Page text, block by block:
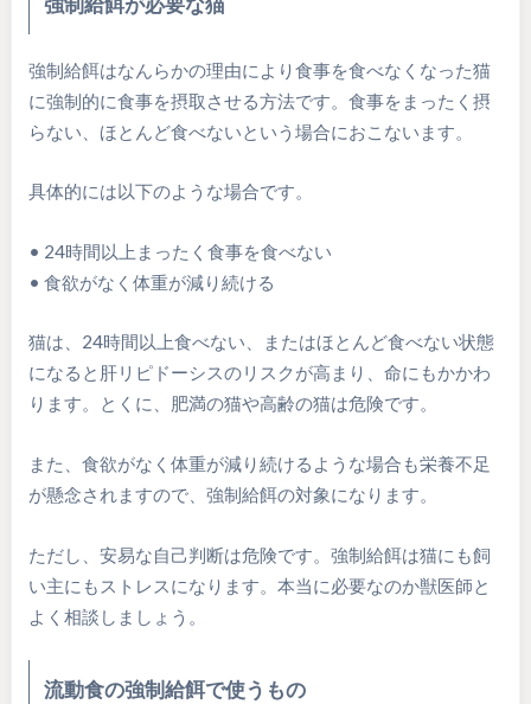
強制給餌はなんらかの理由により食事を食べなくなった猫
に強制的に食事を摂取させる方法です。食事をまったく摂
らない、ほとんど食べないという場合におこないます。
具体的には以下のような場合です。
• 24時間以上まったく食事を食べない
• 食欲がなく体重が減り続ける
猫は、24時間以上食べない、またはほとんど食べない状態
になると肝リピドーシスのリスクが高まり、命にもかかわ
ります。とくに、肥満の猫や高齢の猫は危険です。
また、食欲がなく体重が減り続けるような場合も栄養不足
が懸念されますので、強制給餌の対象になります。
ただし、安易な自己判断は危険です。強制給餌は猫にも飼
い主にもストレスになります。本当に必要なのか獣医師と
よく相談しましょう。
流動食の強制給餌で使うもの